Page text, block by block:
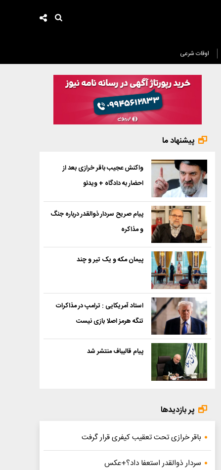
اوقات شرعی
پیشنهاد ما
واکنش عجیب باقر خرازی بعد از
احضار به دادگاه + ویدئو
پیام صریح سردار ذوالقدر درباره جنگ
و مذاکره
پیمان مکه و یک تیر و چند
استاد آمریکایی : ترامپ در مذاکرات
تنگه هرمز اصلا بازی نیست
پیام قالیباف منتشر شد
پر بازدیدها
باقر خرازی تحت تعقیب کیفری قرار گرفت
سردار ذوالقدر استعفا داد؟+عکس